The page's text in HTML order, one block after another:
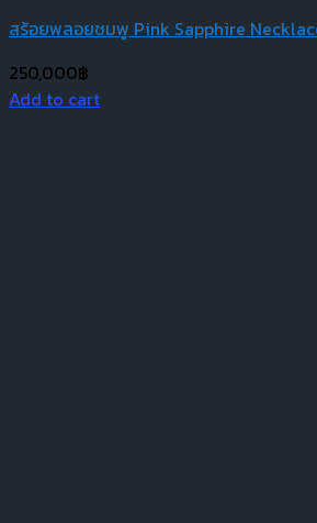
สร้อยพลอยชมพู Pink Sapphire
250,000฿
Add to cart